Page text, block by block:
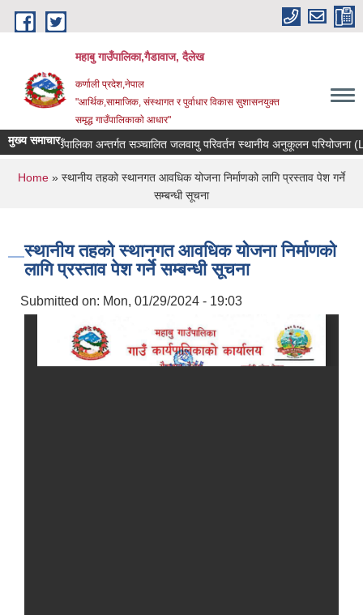
Skip to main content
महाबु गाउँपालिका,गैडावाज, दैलेख
कर्णाली प्रदेश,नेपाल
"आर्थिक,सामाजिक, संस्थागत र पुर्वाधार विकास सुशासनयुक्त
समृद्ध गाउँपालिकाकाे आधार"
मुख्य समाचार महाबु गाउँपालिका अन्तर्गत सञ्चालित जलवायु परिवर्तन स्थानीय अनुकूलन
You are here
Home » स्थानीय तहको स्थानगत आवधिक योजना निर्माणको लागि प्रस्ताव पेश गर्ने
सम्बन्धी सूचना
स्थानीय तहको स्थानगत आवधिक योजना निर्माणको
लागि प्रस्ताव पेश गर्ने सम्बन्धी सूचना
Submitted on: Mon, 01/29/2024 - 19:03